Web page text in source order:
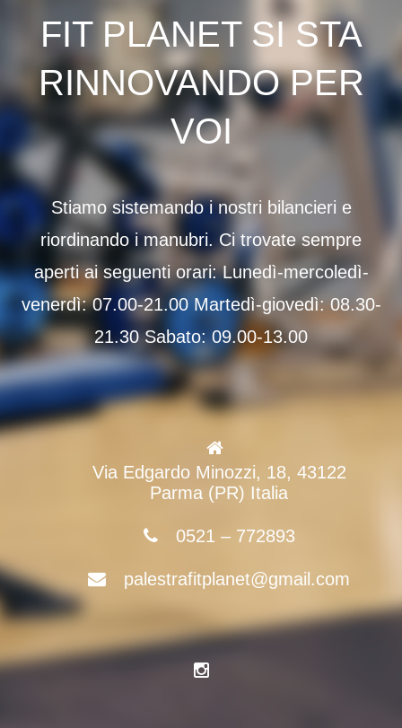
FIT PLANET SI STA
RINNOVANDO PER
VOI
Stiamo sistemando i nostri bilancieri e
riordinando i manubri. Ci trovate sempre
aperti ai seguenti orari: Lunedì-mercoledì-
venerdì: 07.00-21.00 Martedì-giovedì: 08.30-
21.30 Sabato: 09.00-13.00
Via Edgardo Minozzi, 18, 43122
Parma (PR) Italia
0521 – 772893
palestrafitplanet@gmail.com